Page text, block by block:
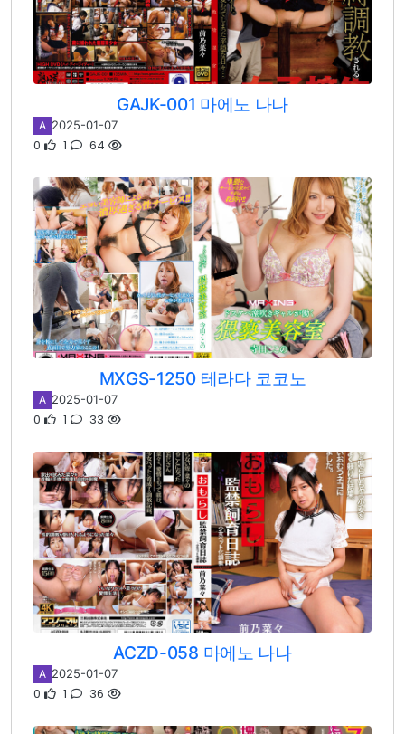
GAJK-001 마에노 나나
A 2025-01-07
0 1 64
MXGS-1250 테라다 코코노
A 2025-01-07
0 1 33
ACZD-058 마에노 나나
A 2025-01-07
0 1 36